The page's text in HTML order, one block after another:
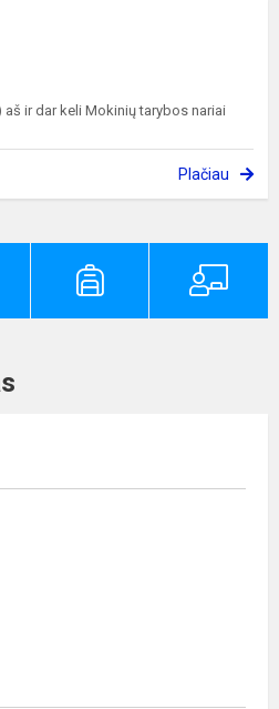
ir dar keli Mokinių tarybos nariai
Plačiau